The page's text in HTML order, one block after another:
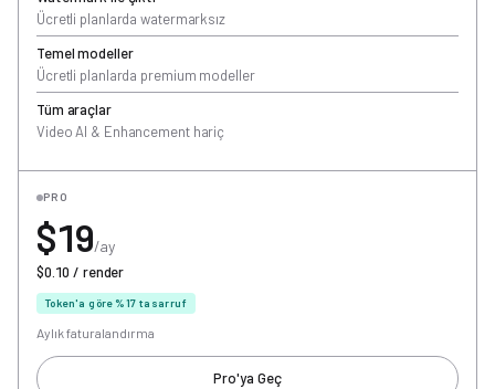
Ücretli planlarda watermarksız
Temel modeller
Ücretli planlarda premium modeller
Tüm araçlar
Video AI & Enhancement hariç
PRO
$19/ay
$0.10 / render
Token'a göre %17 tasarruf
Aylık faturalandırma
Pro'ya Geç